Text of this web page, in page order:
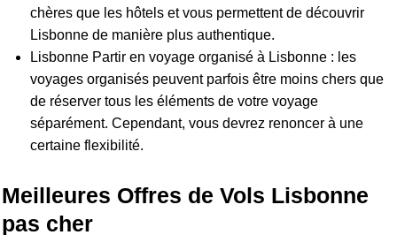
chères que les hôtels et vous permettent de découvrir
Lisbonne de manière plus authentique.
Lisbonne Partir en voyage organisé à Lisbonne : les
voyages organisés peuvent parfois être moins chers que
de réserver tous les éléments de votre voyage
séparément. Cependant, vous devrez renoncer à une
certaine flexibilité.
Meilleures Offres de Vols Lisbonne
pas cher